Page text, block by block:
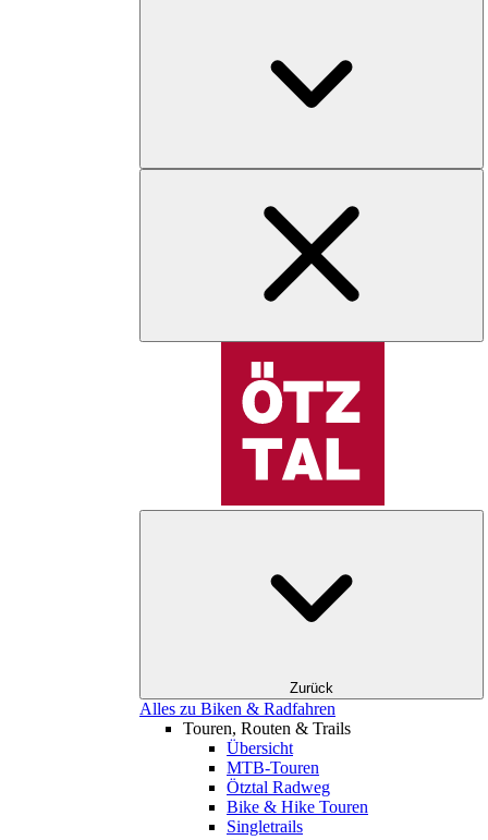
Zurück
Alles zu Biken & Radfahren
Touren, Routen & Trails
Übersicht
MTB-Touren
Ötztal Radweg
Bike & Hike Touren
Singletrails